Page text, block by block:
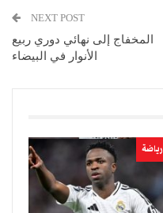
NEXT POST
المخفاج إلى نهائي دوري ربيع
الأنوار في البيضاء
رياضة